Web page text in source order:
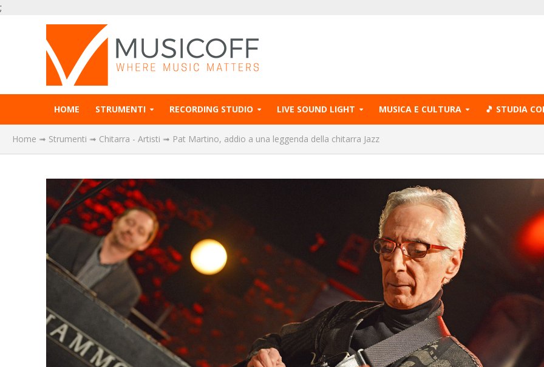
;
HOME STRUMENTI RECORDING STUDIO LIVE SOUND LIGHT MUSICA E CULTURA 🎵 STUDIA
Home ➟ Strumenti ➟ Chitarra - Artisti ➟ Pat Martino, addio a una leggenda della chitarra Jazz